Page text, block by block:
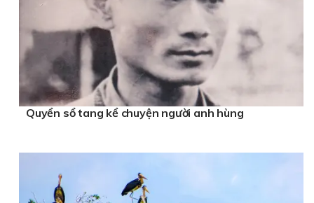
Quyển sổ tang kể chuyện người anh hùng